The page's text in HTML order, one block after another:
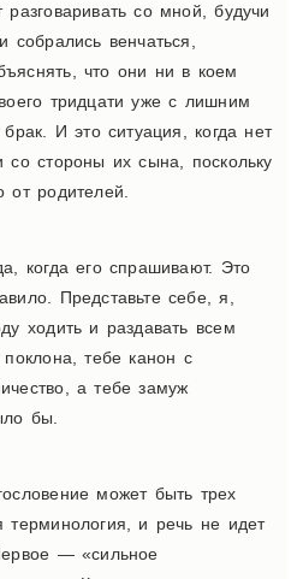
со мной, будучи
собрались венчаться,
что они ни в коем
тридцати уже с лишним
И это ситуация, когда нет
со стороны их сына, поскольку
от родителей.
когда его спрашивают. Это
Представьте себе, я,
ходить и раздавать всем
тебе канон с
а тебе замуж
бы.
может быть трех
терминология, и речь не идет
— «сильное